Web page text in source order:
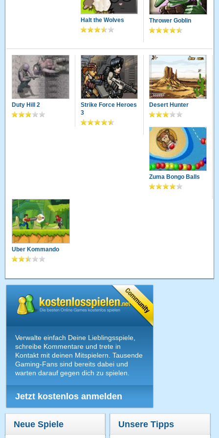
Halt the Wolves Thrower Goblin
Duty Hill 2
Strike Force Heroes
3
Desert Hunter
Zuma Bongo Balls
Uber Kommando
Verwalte einfach Deine Lieblingsspiele,
schreibe Kommentare und trete in
Kontakt mit deinen Mitspielern. Tausende
Gaming-Fans sind bereits dabei und
warten darauf gegen dich zu spielen.
Jetzt kostenlos anmelden
Neue Spiele Unsere Tipps